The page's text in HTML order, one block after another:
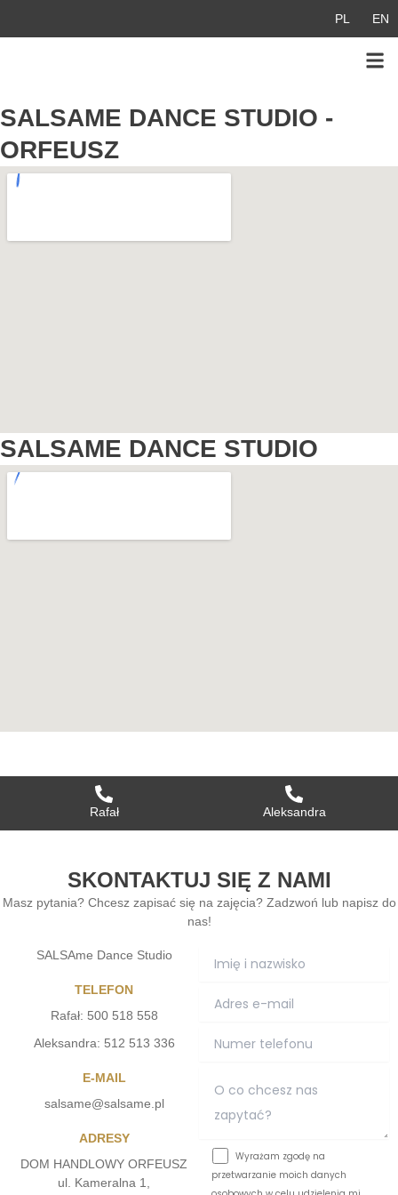
treści
PL EN
SALSAME DANCE STUDIO -
ORFEUSZ
SALSAME DANCE STUDIO
Rafał Aleksandra
SKONTAKTUJ SIĘ Z NAMI
Masz pytania? Chcesz zapisać się na zajęcia? Zadzwoń lub napisz do
nas!
SALSAme Dance Studio
TELEFON
Rafał: 500 518 558
Aleksandra: 512 513 336
E-MAIL
salsame@salsame.pl
ADRESY
DOM HANDLOWY ORFEUSZ
ul. Kameralna 1,
Wyrażam zgodę na
przetwarzanie moich danych